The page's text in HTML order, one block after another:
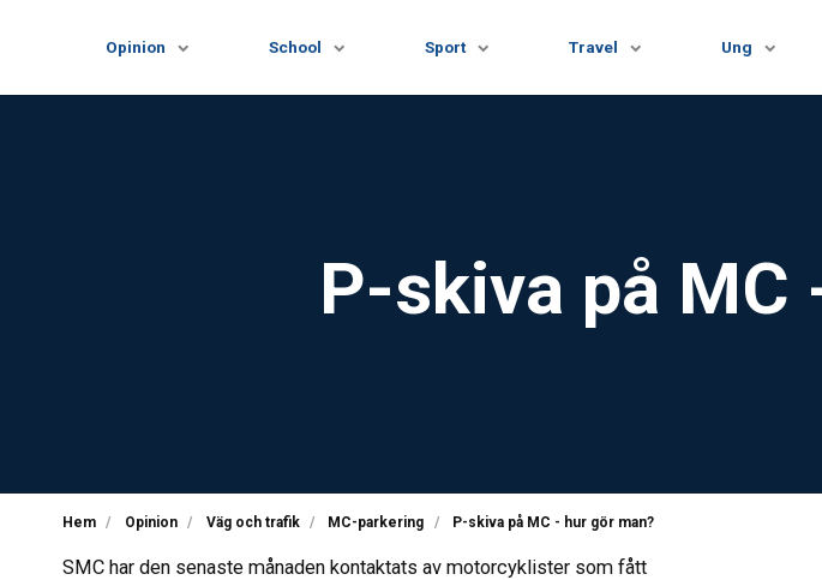
Opinion School Sport Travel Ung
P-skiva på MC
Hem Opinion Väg och trafik MC-parkering P-skiva på MC - hur gör man?
SMC har den senaste månaden kontaktats av motorcyklister som fått